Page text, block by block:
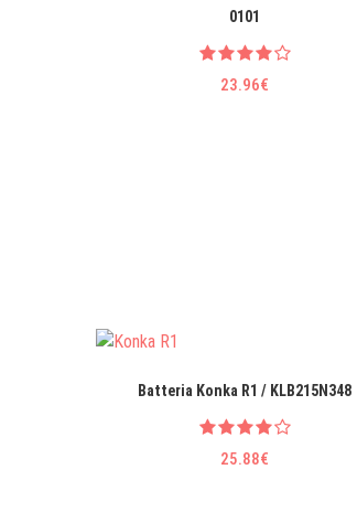
0101
23.96€
Batteria Konka R1 / KLB215N348
25.88€